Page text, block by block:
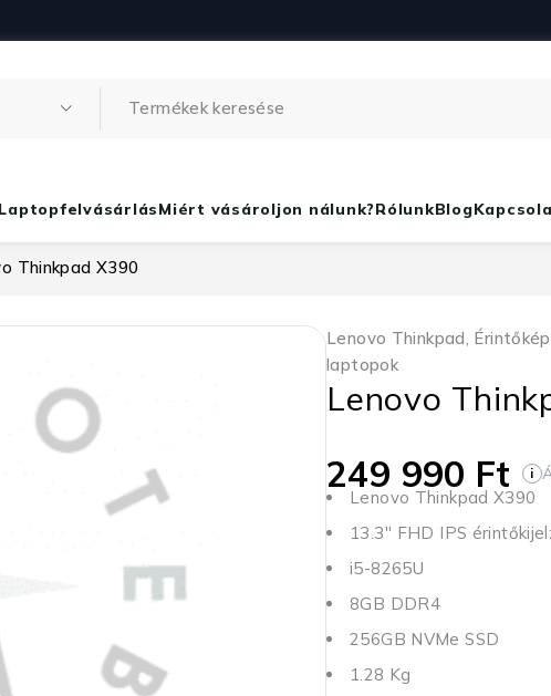
LaptopfelvásárlásMiért vásároljon nálunk?RólunkBlog
Thinkpad X390
Lenovo Thinkpad,
laptopok
Lenovo
249 990 Ft i
Lenovo Thinkpad X390
13.3'' FHD IPS
i5-8265U
8GB DDR4
256GB NVMe SSD
1.28 Kg